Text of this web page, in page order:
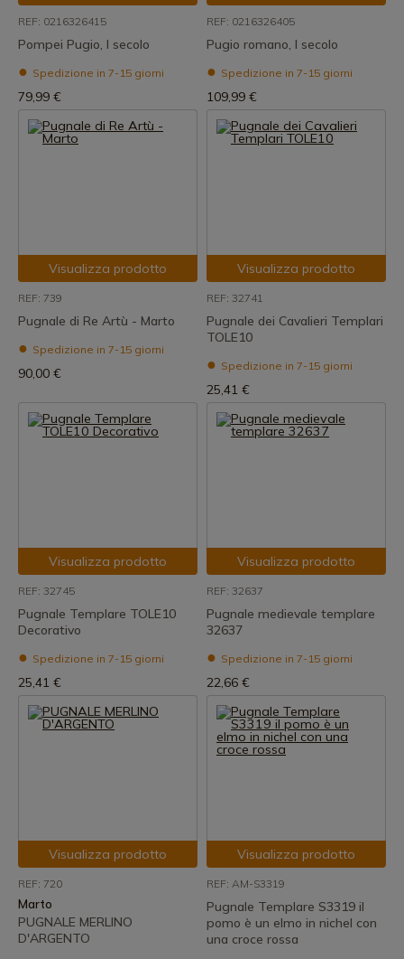
REF: 0216326415
Pompei Pugio, I secolo
Spedizione in 7-15 giorni
79,99 €
REF: 0216326405
Pugio romano, I secolo
Spedizione in 7-15 giorni
109,99 €
Visualizza prodotto
REF: 739
Pugnale di Re Artù - Marto
Spedizione in 7-15 giorni
90,00 €
Visualizza prodotto
REF: 32741
Pugnale dei Cavalieri Templari
TOLE10
Spedizione in 7-15 giorni
25,41 €
Visualizza prodotto
REF: 32745
Pugnale Templare TOLE10
Decorativo
Spedizione in 7-15 giorni
25,41 €
Visualizza prodotto
REF: 32637
Pugnale medievale templare
32637
Spedizione in 7-15 giorni
22,66 €
Visualizza prodotto
REF: 720
Marto
PUGNALE MERLINO
D'ARGENTO
Visualizza prodotto
REF: AM-S3319
Pugnale Templare S3319 il
pomo è un elmo in nichel con
una croce rossa